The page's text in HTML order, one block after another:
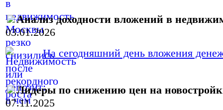
Анализ доходности вложений в
03.01.2026
На сегодняшний день вложения
Лидеры по снижению цен на
07.11.2025